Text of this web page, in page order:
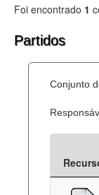
Lei de Acesso
Dados
Processo
Deputados
Administração
Foi encontrado 1
Partidos
Conjunto